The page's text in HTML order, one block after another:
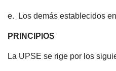
e. Los demás establecidos
PRINCIPIOS
La UPSE se rige por los